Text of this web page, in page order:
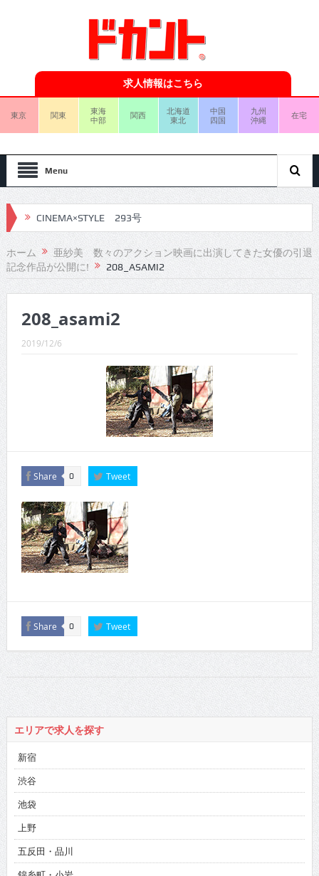
求人情報はこちら
東京 関東
東海
中部
関西
北海道
東北
中国
四国
九州
沖縄
在宅
Menu
CINEMA×STYLE 293号
CINEMA×STYLE 292号
CINEMA×STYLE 291号
CINEMA×STYLE 289号
CINEMA×STYLE 287号
CINEMA×STYLE 286号
CINEMA×STYLE 285号
ホーム
亜紗美 数々のアクション映画に出演してきた女優の引退
記念作品が公開に!
208_ASAMI2
208_asami2
2019/12/6
Share 0 Tweet
Share 0 Tweet
エリアで求人を探す
新宿
渋谷
池袋
上野
五反田・品川